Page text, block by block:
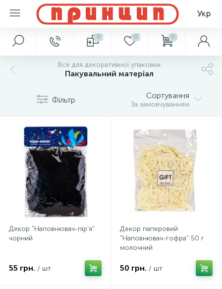
Укр
0 0 0
Все для декоративної упаковки
Пакувальний матеріал
Фільтр Сортування
За замовчуванням
Декор "Наповнювач-пір'я"
чорний
55 грн. / шт
Декор паперовий
"Наповнювач-гофра" 50 г
молочний
50 грн. / шт